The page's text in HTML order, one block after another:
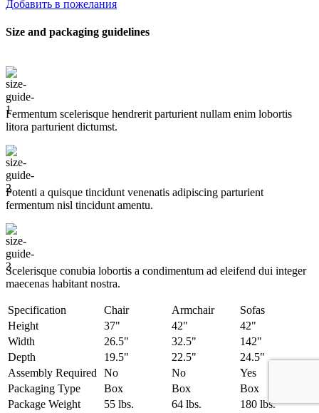
вентилятор
102-
Купить
с
официальной
гарантией
по
Крыму,
Симферополю
Добавить в пожелания
Size and packaging guidelines
Fermentum scelerisque hendrerit parturient nullam enim lobortis
litora parturient dictumst.
Potenti a quisque tincidunt venenatis adipiscing parturient
fermentum nisl tinciduntamentu.
Scelerisque conubia lobortis a condimentum ad eleifend dui integer
maecenas habitant nostra.
Specification Chair Armchair
Sofas
Height
37" 42"
42"
Width
26.5" 32.5"
142"
Depth
19.5" 22.5"
24.5"
Assembly Required No No
Yes
Packaging Type
Box Box
Box
Package Weight
55 lbs. 64 lbs. 180 lbs.